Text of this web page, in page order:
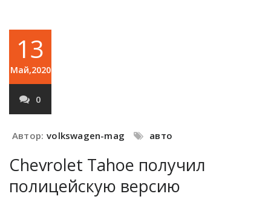
13
Май,2020
0
Автор: volkswagen-mag авто
Chevrolet Tahoe получил
полицейскую версию